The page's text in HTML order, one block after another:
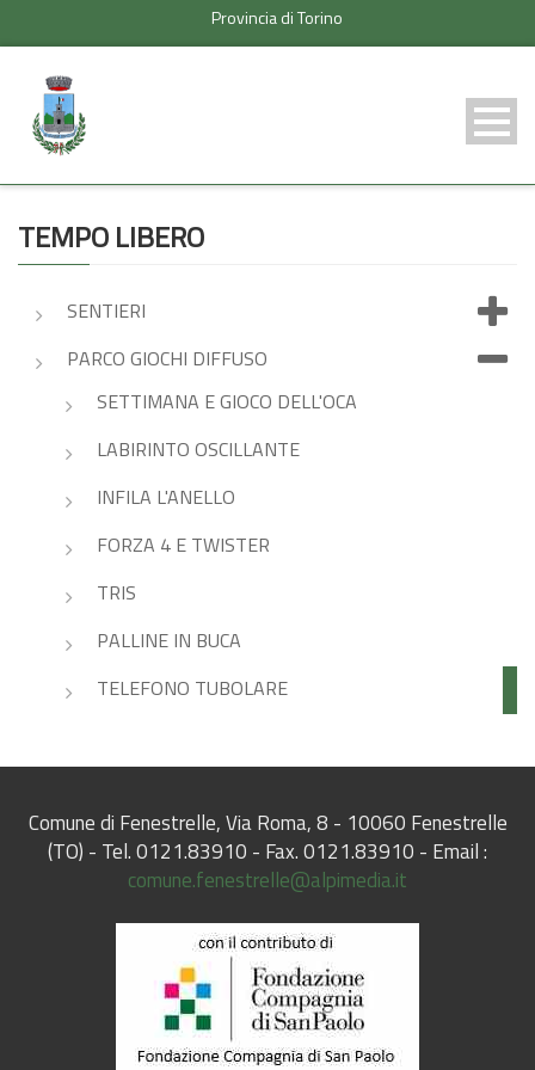
Provincia di Torino
TEMPO LIBERO
SENTIERI
PARCO GIOCHI DIFFUSO
SETTIMANA E GIOCO DELL'OCA
LABIRINTO OSCILLANTE
INFILA L'ANELLO
FORZA 4 E TWISTER
TRIS
PALLINE IN BUCA
TELEFONO TUBOLARE
Comune di Fenestrelle, Via Roma, 8 - 10060 Fenestrelle
(TO) - Tel. 0121.83910 - Fax. 0121.83910 - Email :
comune.fenestrelle@alpimedia.it